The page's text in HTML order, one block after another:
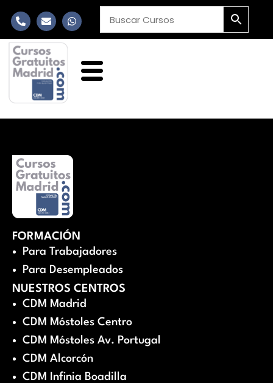
FORMACIÓN
Para Trabajadores
Para Desempleados
NUESTROS CENTROS
CDM Madrid
CDM Móstoles Centro
CDM Móstoles Av. Portugal
CDM Alcorcón
CDM Infinia Boadilla